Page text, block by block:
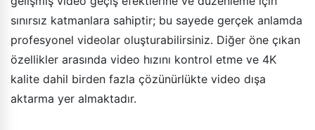
sınırsız katmanlara sahiptir; bu sayede gerçek anlamda
profesyonel videolar oluşturabilirsiniz. Diğer öne çıkan
özellikler arasında video hızını kontrol etme ve 4K
kalite dahil birden fazla çözünürlükte video dışa
aktarma yer almaktadır.